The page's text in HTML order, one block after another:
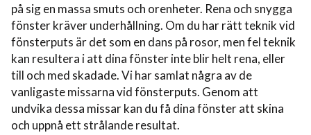
på sig en massa smuts och orenheter. Rena och snygga
fönster kräver underhållning. Om du har rätt teknik vid
fönsterputs är det som en dans på rosor, men fel teknik
kan resultera i att dina fönster inte blir helt rena, eller
till och med skadade. Vi har samlat några av de
vanligaste missarna vid fönsterputs. Genom att
undvika dessa missar kan du få dina fönster att skina
och uppnå ett strålande resultat.